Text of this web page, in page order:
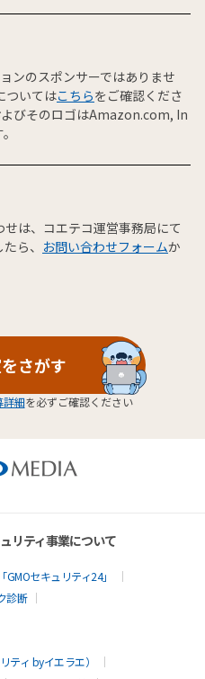
ンのスポンサーではありませ
ついてはこちらをご確認くださ
びそのロゴはAmazon.com, In
は、コエテコ運営事務局にて
ら、 お問い合わせフォームか
さがす
詳細を必ずご確認ください
リティ事業について
セキュリティ24」
診断
ティ byイエラエ）